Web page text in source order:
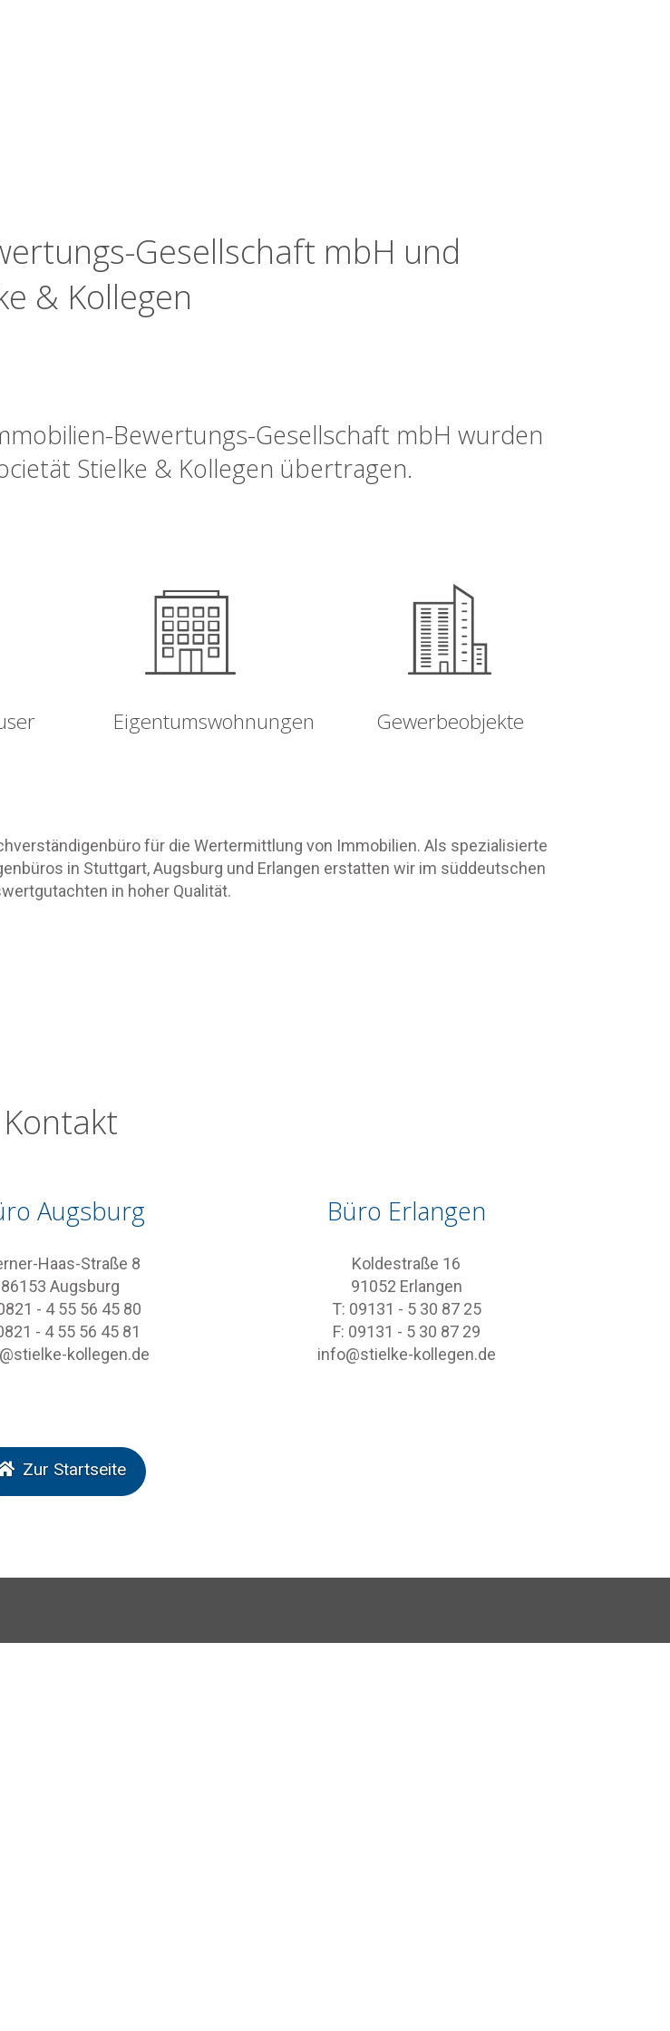
Gesellschaft mbH und
& Kollegen
Bewertungs-Gesellschaft mbH wurden
Stielke & Kollegen übertragen.
Eigentumswohnungen Gewerbeobjekte
für die Wertermittlung von Immobilien. Als spezialisierte
in Stuttgart, Augsburg und Erlangen erstatten wir im süddeutschen
in hoher Qualität.
Kontakt
Augsburg
Haas-Straße 8
86153 Augsburg
- 4 55 56 45 80
- 4 55 56 45 81
kollegen.de
Büro Erlangen
Koldestraße 16
91052 Erlangen
T: 09131 - 5 30 87 25
F: 09131 - 5 30 87 29
info@stielke-kollegen.de
Zur Startseite